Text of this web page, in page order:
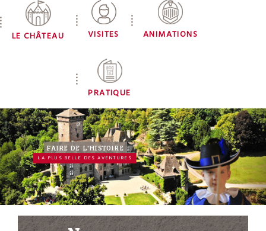
LE CHÂTEAU VISITES ANIMATIONS
PRATIQUE
FAIRE DE L'HISTOIRE
LA PLUS BELLE DES AVENTURES
700 ANS D'HISTOIRE